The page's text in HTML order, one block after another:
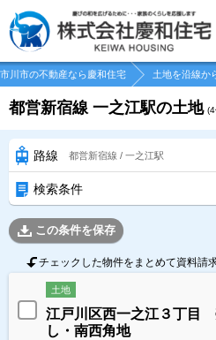
市川市の不動産なら慶和住宅 土地を沿線か
都営新宿線 一之江駅の土地 (4
路線 都営新宿線 / 一之江駅
検索条件
この条件を保存
チェックした物件をまとめて資料請
土地
江戸川区西一之江３丁
し・南西角地